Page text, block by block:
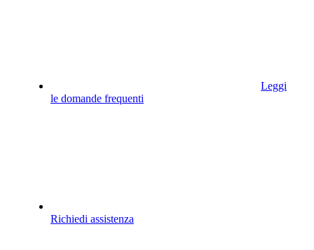
Leggi
le domande frequenti
Richiedi assistenza